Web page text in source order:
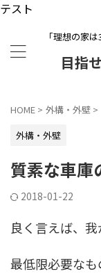
テスト
「理想の家
目指
HOME > 外構・外壁 >
外構・外壁
質素な車
2018-01-22
良く言えば、我
最低限必要な